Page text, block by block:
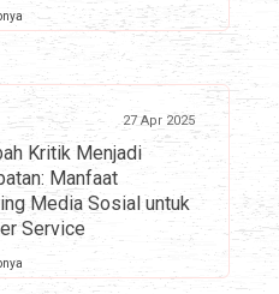
27 Apr 2025
Kritik Menjadi
Manfaat
Media Sosial untuk
Service